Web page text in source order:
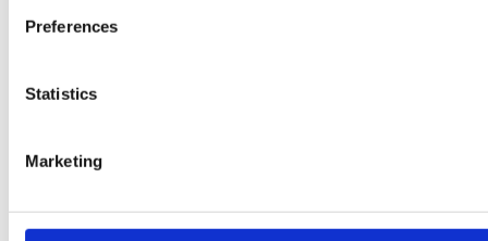
Preferences
Statistics
Marketing